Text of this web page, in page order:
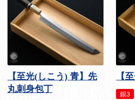
【至光(しこう) 青】先
丸刺身包丁
【
銀3